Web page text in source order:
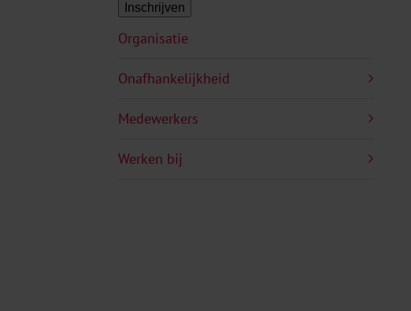
Inschrijven
Organisatie
Onafhankelijkheid
Medewerkers
Werken bij